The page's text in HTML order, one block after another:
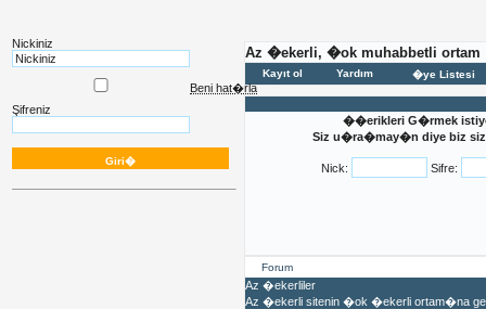
Nickiniz
Beni hat�rla
Şifreniz
Az �ekerli, �ok muhabbetli ortam
Kayıt ol Yardım �ye Listesi
��erikleri G�rmek
Siz u�ra�may�n diye biz
Nick: Sifre:
Forum
Az �ekerliler
Az �ekerli sitenin �ok �ekerli ortam�na